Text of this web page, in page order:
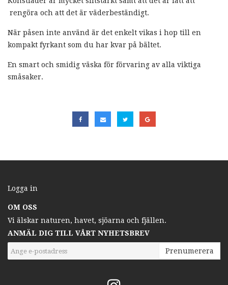
rengöra och att det är väderbeständigt.
När påsen inte använd är det enkelt vikas i hop till en
kompakt fyrkant som du har kvar på bältet.
En smart och smidig väska för förvaring av alla viktiga
småsaker.
Logga in
OM OSS
Vi älskar naturen, havet, sjöarna och fjällen.
ANMÄL DIG TILL VÅRT NYHETSBREV
Prenumerera